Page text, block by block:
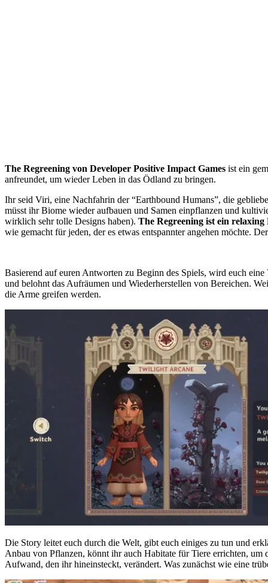
The Regreening von Developer Positive Impact Games ist ein
anfreundet, um wieder Leben in das Ödland zu bringen.
Ihr seid Viri, eine Nachfahrin der “Earthbound Humans”, die
müsst ihr Biome wieder aufbauen und Samen einpflanzen und
wirklich sehr tolle Designs haben). The Regreening ist ein
wie gemacht für jeden, der es etwas entspannter angehen möchte. Der
Basierend auf euren Antworten zu Beginn des Spiels, wird euch
und belohnt das Aufräumen und Wiederherstellen von Bereichen.
die Arme greifen werden.
Die Story leitet euch durch die Welt, gibt euch einiges zu tun und
Anbau von Pflanzen, könnt ihr auch Habitate für Tiere errichten, um
Aufwand, den ihr hineinsteckt, verändert. Was zunächst wie eine